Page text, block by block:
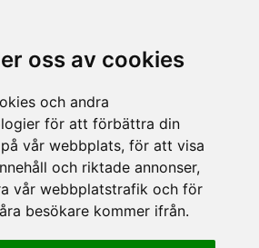
oss av cookies
och andra
för att förbättra din
vår webbplats, för att visa
och riktade annonser,
vår webbplatstrafik och för
besökare kommer ifrån.